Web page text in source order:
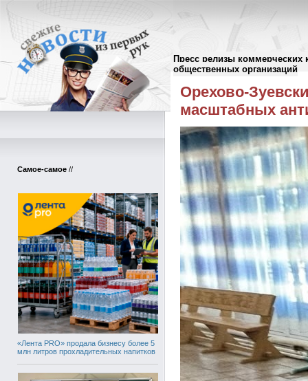
Пресс релизы коммерческих
общественных организаций
Самое-самое //
«Лента PRO» продала бизнесу более 5
млн литров прохладительных напитков
Пресс-релизы//
Орехово-
масштабных